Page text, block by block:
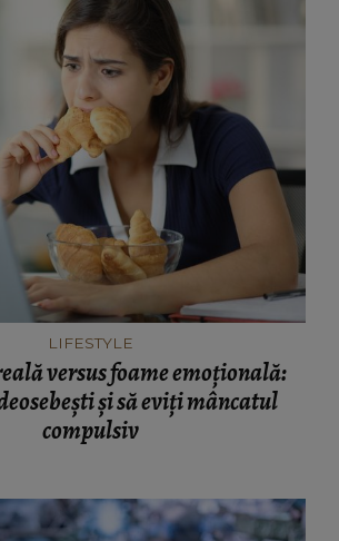
LIFESTYLE
versus foame emoțională:
și să eviți mâncatul
compulsiv